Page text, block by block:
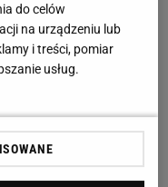
25:15) jest
czterech lat.
naszej kadry
biało-czerwoni
25:15, 25:15.
Polska 0:3. Trzy
do celów
na urządzeniu lub
i treści, pomiar
usług.